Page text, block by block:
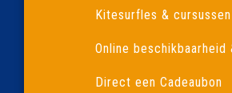
Kitesurfles & cursussen
Online beschikbaarheid
Direct een Cadeaubon